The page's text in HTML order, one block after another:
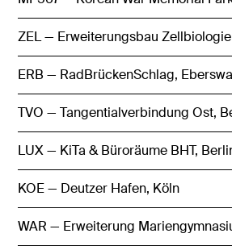
ZEL — Erweiterungsbau
ERB — RadBrückenSchlag,
TVO — Tangentialverbindung Ost,
LUX — KiTa & Büroräume BHT,
KOE — Deutzer Hafen, Köln